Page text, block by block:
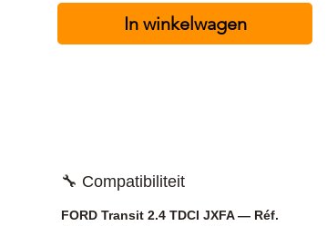
In winkelwagen
🔧 Compatibiliteit
FORD Transit 2.4 TDCI JXFA — Réf.